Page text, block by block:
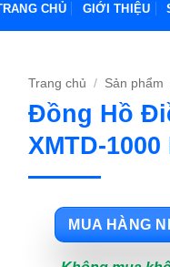
CHỦ GIỚI THIỆU
Trang chủ / Sản phẩm
Đồng Hồ
XMTD-
MUA HÀNG